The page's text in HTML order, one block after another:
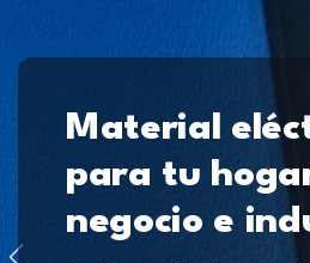
Material
para tu
negocio e